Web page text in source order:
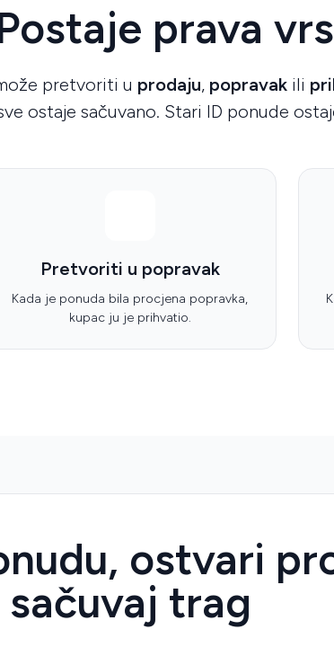
prava
pretvoriti u prodaju, popravak ili
ostaje sačuvano. Stari ID ponude
Pretvoriti u popravak
Kada je ponuda bila procjena popravka,
kupac ju je prihvatio.
ostvari
sačuvaj trag